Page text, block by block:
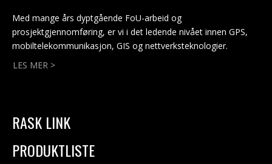
Med mange års dyptgående FoU-arbeid og
prosjektgjennomføring, er vi i det ledende nivået innen GPS,
mobiltelekommunikasjon, GIS og nettverksteknologier.
LES MER >
RASK LINK
PRODUKTLISTE